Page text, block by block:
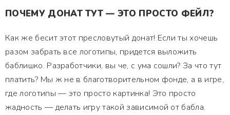
ПОЧЕМУ ДОНАТ ТУТ — ЭТО ПРОСТО ФЕЙЛ?
Как же бесит этот пресловутый донат! Если ты хочешь
разом забрать все логотипы, придется выложить
баблишко. Разработчики, вы че, с ума сошли? За что тут
платить? Мы ж не в благотворительном фонде, а в игре,
где логотипы — это просто картинка! Это просто
жадность — делать игру такой зависимой от бабла.